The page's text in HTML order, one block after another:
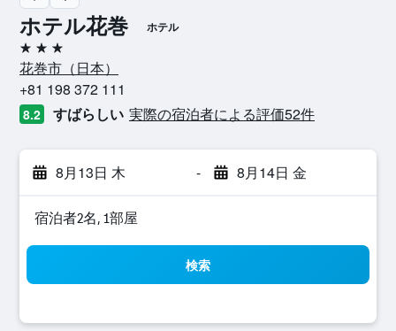
ホテル花巻 ホテル
3つ星
花巻市​（日本​）​
+81 198 372 111
8.2 すばらしい 実際の宿泊者による評価52​件
8月13日 木 - 8月14日 金
宿泊者2名, 1​部屋
検索